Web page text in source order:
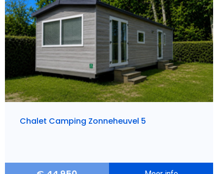
Chalet Camping Zonneheuvel 5